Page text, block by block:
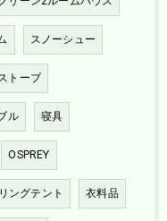
スノーシュー
トーブ
ル 寝具
OSPREY
ングテント 衣料品